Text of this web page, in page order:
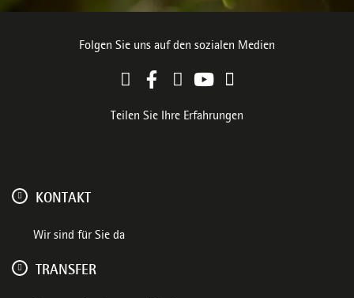
Folgen Sie uns auf den sozialen Medien
Teilen Sie Ihre Erfahrungen
KONTAKT
Wir sind für Sie da
TRANSFER